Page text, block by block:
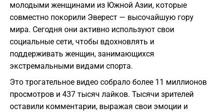
молодыми женщинами из Южной Азии, которые
совместно покорили Эверест — высочайшую гору
мира. Сегодня они активно используют свои
социальные сети, чтобы вдохновлять и
поддерживать женщин, занимающихся
экстремальными видами спорта.
Это трогательное видео собрало более 11 миллионов
просмотров и 437 тысяч лайков. Тысячи зрителей
оставили комментарии, выражая свои эмоции и